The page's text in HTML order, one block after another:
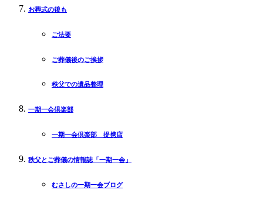
お葬式の後も
ご法要
ご葬儀後のご挨拶
秩父での遺品整理
一期一会倶楽部
一期一会倶楽部 提携店
秩父とご葬儀の情報誌「一期一会」
むさしの一期一会ブログ